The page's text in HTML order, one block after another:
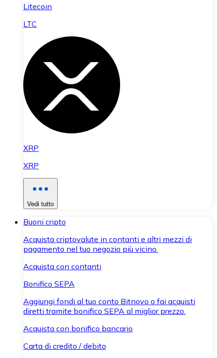
Litecoin
LTC
XRP
XRP
Vedi tutto
Buoni cripto
Acquista criptovalute in contanti e altri mezzi di
pagamento nel tuo negozio più vicino.
Acquista con contanti
Bonifico SEPA
Aggiungi fondi al tuo conto Bitnovo o fai acquisti
diretti tramite bonifico SEPA al miglior prezzo.
Acquista con bonifico bancario
Carta di credito / debito